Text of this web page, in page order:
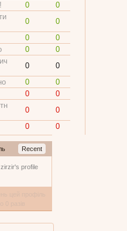
0
0
0
0
0
0
0
0
0
0
0
0
0
0
0
0
0
0
Recent
profile